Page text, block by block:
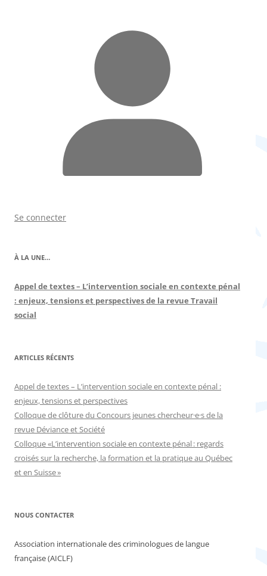
Se connecter
À LA UNE…
Appel de textes – L’intervention sociale en contexte pénal
: enjeux, tensions et perspectives de la revue Travail
social
ARTICLES RÉCENTS
Appel de textes – L’intervention sociale en contexte pénal :
enjeux, tensions et perspectives
Colloque de clôture du Concours jeunes chercheur·e·s de la
revue Déviance et Société
Colloque «L’intervention sociale en contexte pénal : regards
croisés sur la recherche, la formation et la pratique au Québec
et en Suisse »
NOUS CONTACTER
Association internationale des criminologues de langue
française (AICLF)